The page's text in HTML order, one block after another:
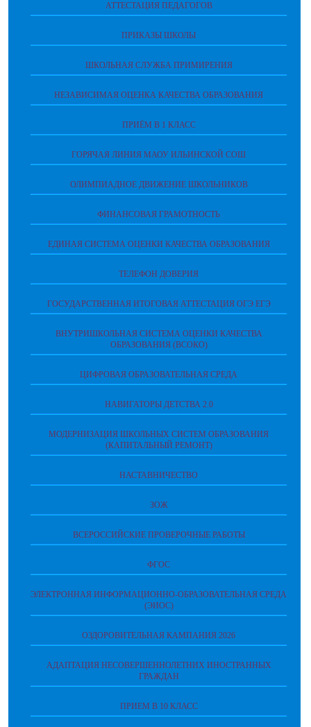
АТТЕСТАЦИЯ ПЕДАГОГОВ
ПРИКАЗЫ ШКОЛЫ
ШКОЛЬНАЯ СЛУЖБА ПРИМИРЕНИЯ
НЕЗАВИСИМАЯ ОЦЕНКА КАЧЕСТВА ОБРАЗОВАНИЯ
ПРИЁМ В 1 КЛАСС
ГОРЯЧАЯ ЛИНИЯ МАОУ ИЛЬИНСКОЙ СОШ
ОЛИМПИАДНОЕ ДВИЖЕНИЕ ШКОЛЬНИКОВ
ФИНАНСОВАЯ ГРАМОТНОСТЬ
ЕДИНАЯ СИСТЕМА ОЦЕНКИ КАЧЕСТВА ОБРАЗОВАНИЯ
ТЕЛЕФОН ДОВЕРИЯ
ГОСУДАРСТВЕННАЯ ИТОГОВАЯ АТТЕСТАЦИЯ ОГЭ ЕГЭ
ВНУТРИШКОЛЬНАЯ СИСТЕМА ОЦЕНКИ КАЧЕСТВА
ОБРАЗОВАНИЯ (ВСОКО)
ЦИФРОВАЯ ОБРАЗОВАТЕЛЬНАЯ СРЕДА
НАВИГАТОРЫ ДЕТСТВА 2.0
МОДЕРНИЗАЦИЯ ШКОЛЬНЫХ СИСТЕМ ОБРАЗОВАНИЯ
(КАПИТАЛЬНЫЙ РЕМОНТ)
НАСТАВНИЧЕСТВО
ЗОЖ
ВСЕРОССИЙСКИЕ ПРОВЕРОЧНЫЕ РАБОТЫ
ФГОС
ЭЛЕКТРОННАЯ ИНФОРМАЦИОННО-ОБРАЗОВАТЕЛЬНАЯ СРЕДА
(ЭИОС)
ОЗДОРОВИТЕЛЬНАЯ КАМПАНИЯ 2026
АДАПТАЦИЯ НЕСОВЕРШЕННОЛЕТНИХ ИНОСТРАННЫХ
ГРАЖДАН
ПРИЕМ В 10 КЛАСС